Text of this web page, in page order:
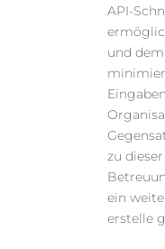
API-
und
zu
ein
erstelle